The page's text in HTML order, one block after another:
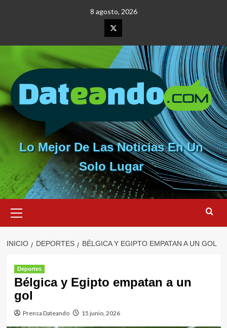
8 agosto, 2026
Elemento
del
menú
Lo Mejor De Las Noticias En Un
Solo Lugar
primario
INICIO DEPORTES BÉLGICA Y EGIPTO EMPATAN A UN GOL
Deportes
Bélgica y Egipto empatan a un
gol
Prensa Dateando 15 junio, 2026